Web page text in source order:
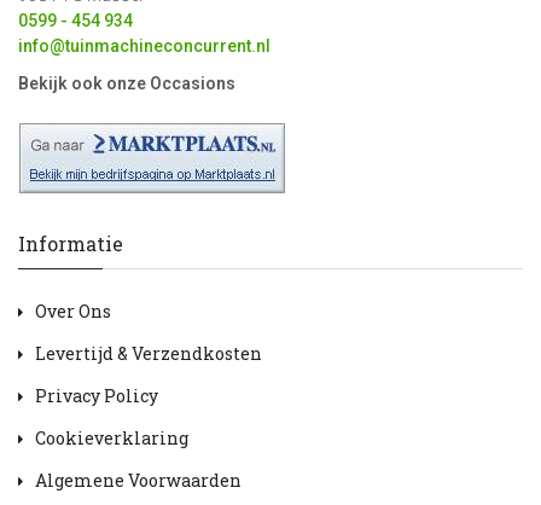
0599 - 454 934
info@tuinmachineconcurrent.nl
Bekijk ook onze Occasions
Informatie
Over Ons
Levertijd & Verzendkosten
Privacy Policy
Cookieverklaring
Algemene Voorwaarden